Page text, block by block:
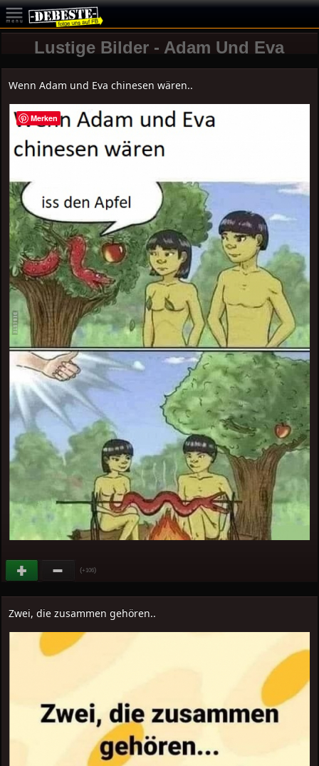
Lustige Bilder - Adam Und Eva
Wenn Adam und Eva chinesen wären..
(+106)
Zwei, die zusammen gehören..
Merken